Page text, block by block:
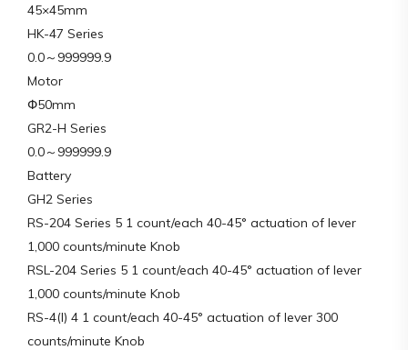
45×45mm
HK-47 Series
0.0～999999.9
Motor
Փ50mm
GR2-H Series
0.0～999999.9
Battery
GH2 Series
RS-204 Series 5 1 count/each 40-45° actuation of lever
1,000 counts/minute Knob
RSL-204 Series 5 1 count/each 40-45° actuation of lever
1,000 counts/minute Knob
RS-4(I) 4 1 count/each 40-45° actuation of lever 300
counts/minute Knob